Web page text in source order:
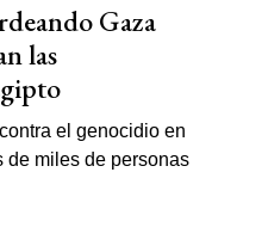
Gaza
las